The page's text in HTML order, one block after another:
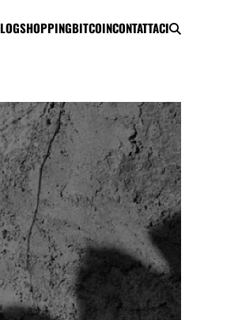
SHOPPINGBITCOINCONTATTACI